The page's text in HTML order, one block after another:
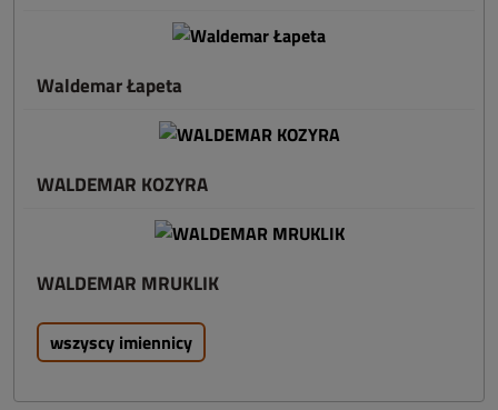
Waldemar Łapeta
WALDEMAR KOZYRA
WALDEMAR MRUKLIK
wszyscy imiennicy